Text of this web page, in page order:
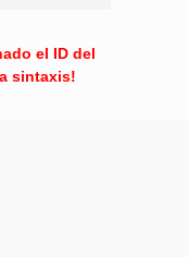
el ID del
sintaxis!